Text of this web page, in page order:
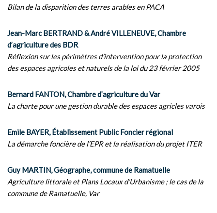
Bilan de la disparition des terres arables en PACA
Jean-Marc BERTRAND & André VILLENEUVE, Chambre
d’agriculture des BDR
Réflexion sur les périmètres d’intervention pour la protection
des espaces agricoles et naturels de la loi du 23 février 2005
Bernard FANTON, Chambre d’agriculture du Var
La charte pour une gestion durable des espaces agricles varois
Emile BAYER, Établissement Public Foncier régional
La démarche foncière de l’EPR et la réalisation du projet ITER
Guy MARTIN, Géographe, commune de Ramatuelle
Agriculture littorale et Plans Locaux d’Urbanisme ; le cas de la
commune de Ramatuelle, Var